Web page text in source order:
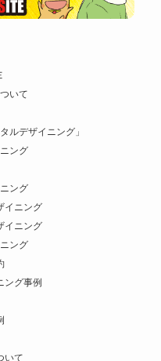
いて
ルデザイニング」
ング
ング
イニング
イニング
ング
ング事例
いて